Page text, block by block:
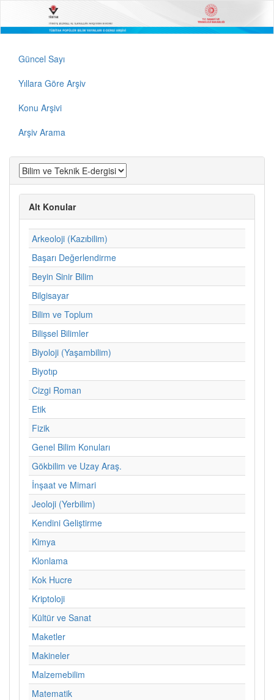
Güncel Sayı
Yıllara Göre Arşiv
Konu Arşivi
Arşiv Arama
Alt Konular
Arkeoloji (Kazıbilim)
Başarı Değerlendirme
Beyin Sinir Bilim
Bilgisayar
Bilim ve Toplum
Bilişsel Bilimler
Biyoloji (Yaşambilim)
Biyotıp
Cizgi Roman
Etik
Fizik
Genel Bilim Konuları
Gökbilim ve Uzay Araş.
İnşaat ve Mimari
Jeoloji (Yerbilim)
Kendini Geliştirme
Kimya
Klonlama
Kok Hucre
Kriptoloji
Kültür ve Sanat
Maketler
Makineler
Malzemebilim
Matematik